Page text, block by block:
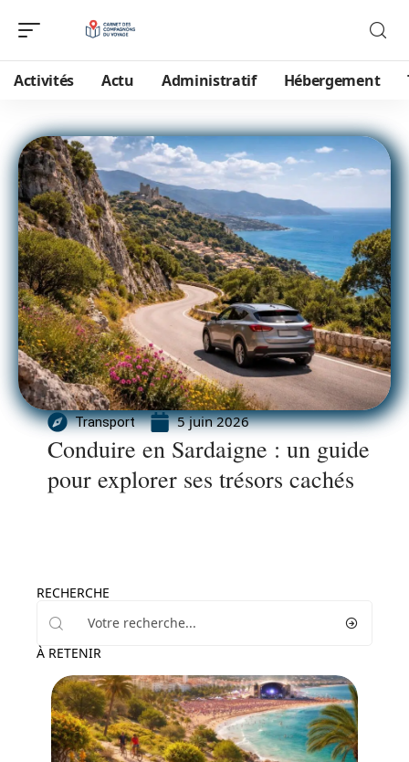
Activités Actu Administratif Hébergement
Transport 5 juin 2026
Conduire en Sardaigne : un guide
pour explorer ses trésors cachés
RECHERCHE
À RETENIR